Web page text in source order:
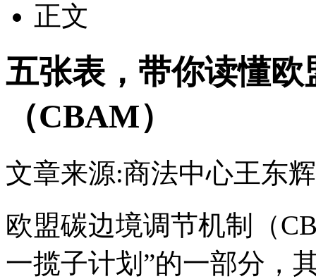
正文
五张表，带你读懂
（CBAM）
文章来源:商法中心王东辉
欧盟碳边境调节机制（
一揽子计划”的一部分，